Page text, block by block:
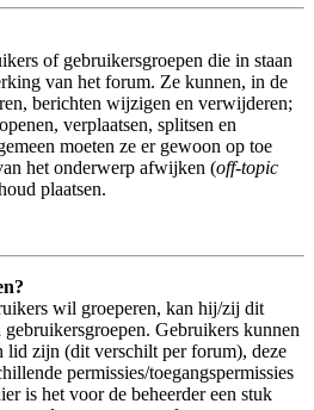
of gebruikersgroepen die in staan
van het forum. Ze kunnen, in de
berichten wijzigen en verwijderen;
verplaatsen, splitsen en
moeten ze er gewoon op toe
het onderwerp afwijken (off-topic
plaatsen.
wil groeperen, kan hij/zij dit
Gebruikers kunnen
lid zijn (dit verschilt per forum), deze
permissies/toegangspermissies
is het voor de beheerder een stuk